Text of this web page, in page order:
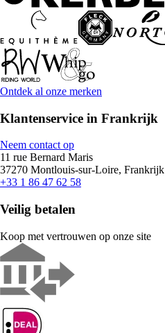
Ontdek al onze merken
Klantenservice in Frankrijk
Neem contact op
11 rue Bernard Maris
37270 Montlouis-sur-Loire, Frankrijk
+33 1 86 47 62 58
Veilig betalen
Koop met vertrouwen op onze site